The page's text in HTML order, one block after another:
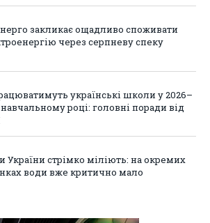
закликає ощадливо споживати
через серпневу спеку
українські школи у 2026–
році: головні поради від
України стрімко міліють: на окремих
води вже критично мало